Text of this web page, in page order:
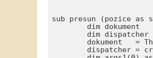
sub presun (pozice as